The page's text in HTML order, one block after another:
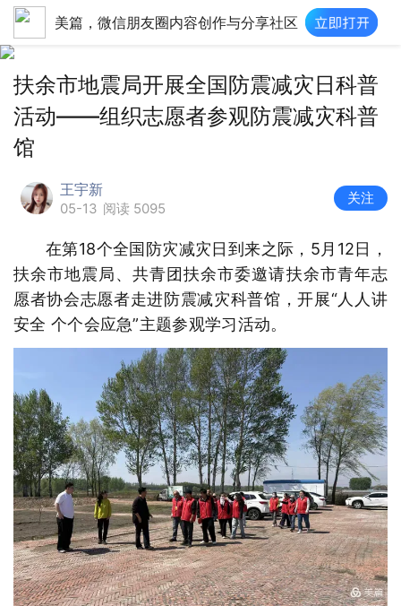
美篇，微信朋友圈内容创作与分享社区
扶余市地震局开展全国防震减灾日科普
活动——组织志愿者参观防震减灾科普
馆
王宇新
05-13 阅读 5095
关注
在第18个全国防灾减灾日到来之际，5月12日，
扶余市地震局、共青团扶余市委邀请扶余市青年志
愿者协会志愿者走进防震减灾科普馆，开展“人人讲
安全 个个会应急”主题参观学习活动。